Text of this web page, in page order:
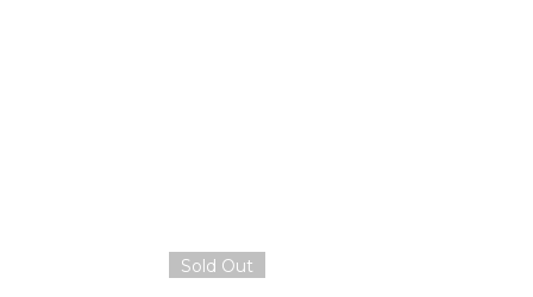
Sold Out